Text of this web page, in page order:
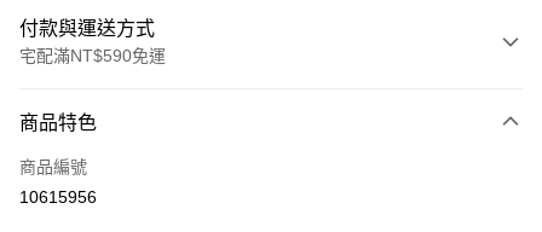
付款與運送方式
宅配滿NT$590免運
POYA支付
信用卡一次付款
商品特色
商品編號
10615956